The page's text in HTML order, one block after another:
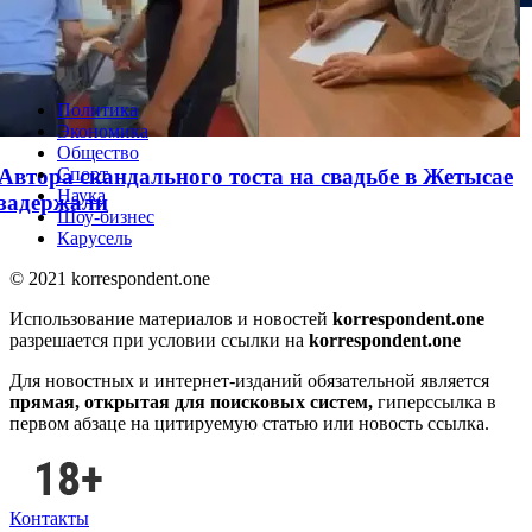
решил одну из самых раздражающих
скандального тоста на свадьбе в Жетысае
Политика
Экономика
Общество
Спорт
Наука
Шоу-бизнес
Карусель
© 2021 korrespondent.one
Использование материалов и новостей korrespondent.one
разрешается при условии ссылки на korrespondent.one
Для новостных и интернет-изданий обязательной является
прямая, открытая для поисковых систем, гиперссылка в
первом абзаце на цитируемую статью или новость ссылка.
Контакты